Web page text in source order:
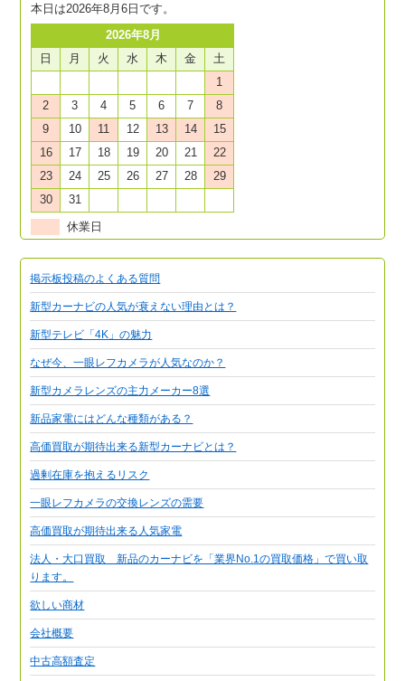
本日は2026年8月6日です。
2026年8月
日
月 火 水 木 金
土
1
2
3 4 5 6 7
8
9
10 11 12 13 14
15
16
17 18 19 20 21
22
23
24 25 26 27 28
29
30
31
休業日
掲示板投稿のよくある質問
新型カーナビの人気が衰えない理由とは？
新型テレビ「4K」の魅力
なぜ今、一眼レフカメラが人気なのか？
新型カメラレンズの主力メーカー8選
新品家電にはどんな種類がある？
高価買取が期待出来る新型カーナビとは？
過剰在庫を抱えるリスク
一眼レフカメラの交換レンズの需要
高価買取が期待出来る人気家電
法人・大口買取 新品のカーナビを「業界No.1の買取価格」で買い取
ります。
欲しい商材
会社概要
中古高額査定